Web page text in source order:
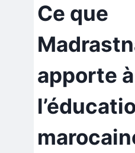
Ce que
apporte à